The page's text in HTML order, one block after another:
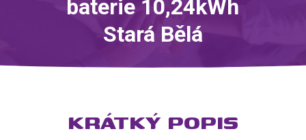
baterie 10,24kWh
Stará Bělá
KRÁTKÝ POPIS